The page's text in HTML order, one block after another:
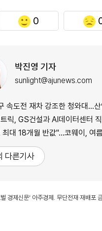
0
박진영 기자
sunlight@ajunews.com
도전 재차 강조한 청와대…산업계 "전력·용수
릭, GS건설과 AI데이터센터 직류
대 18개월 반값"…코웨이, 여름가전 렌
다른기사
경제신문' 아주경제. 무단전재·재배포